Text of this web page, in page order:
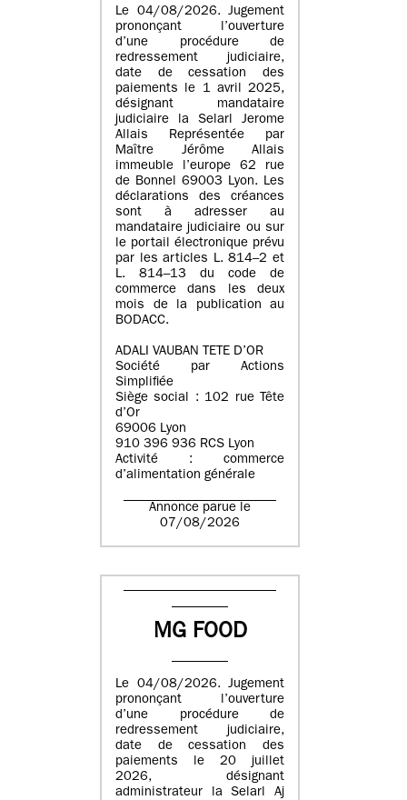
Le 04/08/2026. Jugement
prononçant l’ouverture
d’une procédure de
redressement judiciaire,
date de cessation des
paiements le 1 avril 2025,
désignant mandataire
judiciaire la Selarl Jerome
Allais Représentée par
Maître Jérôme Allais
immeuble l’europe 62 rue
de Bonnel 69003 Lyon. Les
déclarations des créances
sont à adresser au
mandataire judiciaire ou sur
le portail électronique prévu
par les articles L. 814–2 et
L. 814–13 du code de
commerce dans les deux
mois de la publication au
BODACC.
ADALI VAUBAN TETE D’OR
Société par Actions
Simplifiée
Siège social : 102 rue Tête
d’Or
69006 Lyon
910 396 936 RCS Lyon
Activité : commerce
d’alimentation générale
Annonce parue le
07/08/2026
MG FOOD
Le 04/08/2026. Jugement
prononçant l’ouverture
d’une procédure de
redressement judiciaire,
date de cessation des
paiements le 20 juillet
2026, désignant
administrateur la Selarl Aj